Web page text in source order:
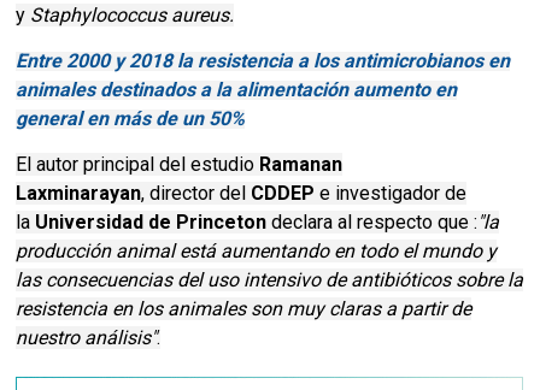
y Staphylococcus aureus.
Entre 2000 y 2018 la resistencia a los antimicrobianos en
animales destinados a la alimentación aumento en
general en más de un 50%
El autor principal del estudio Ramanan
Laxminarayan,director del CDDEPe investigador de
la Universidad de Princeton declara al respecto que : "la
producción animal está aumentando en todo el mundo y
las consecuencias del uso intensivo de antibióticos sobre la
resistencia en los animales son muy claras a partir de
nuestro análisis".